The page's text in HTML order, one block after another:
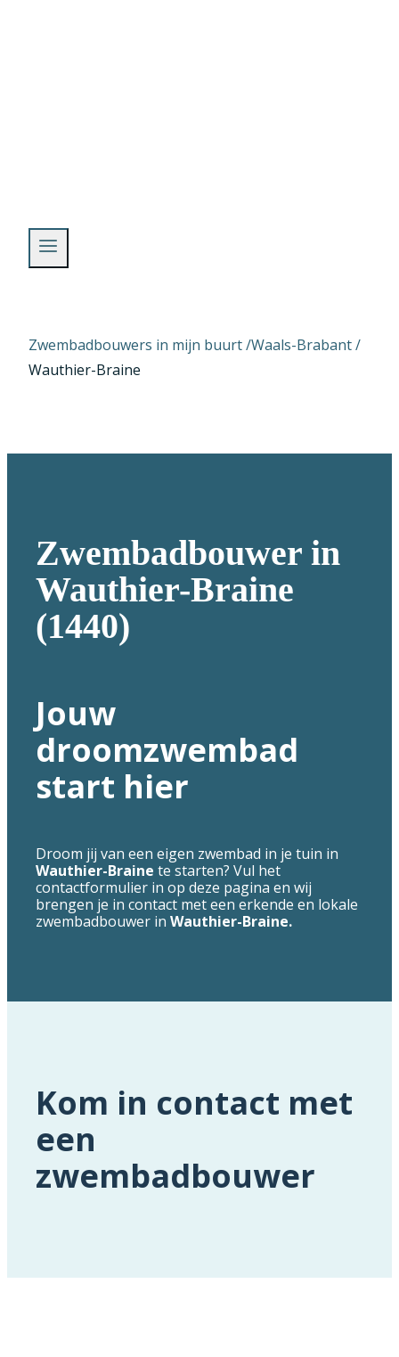
Zwembadbouwers in mijn buurt /Waals-Brabant/
Wauthier-Braine
Zwembadbouwer in
Wauthier-Braine
(1440)
Jouw
droomzwembad
start hier
Droom jij van een eigen zwembad in je tuin in
Wauthier-Braine te starten? Vul het
contactformulier in op deze pagina en wij
brengen je in contact met een erkende en lokale
zwembadbouwer in Wauthier-Braine.
Kom in contact met
een
zwembadbouwer